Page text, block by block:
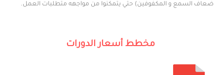
ضعاف السمع و المكفوفين) حتي يتمكنوا من مواجهه متطلبات العمل.
مخطط أسعار الدورات